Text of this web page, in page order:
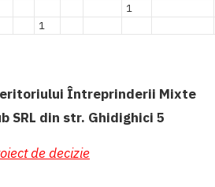
1
1
Întreprinderii Mixte
SRL din str. Ghidighici 5
de decizie